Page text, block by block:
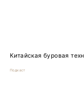
Китайская буровая
Подкаст